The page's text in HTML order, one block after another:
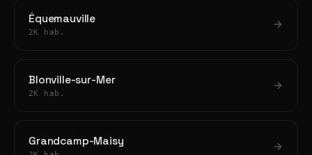
Équemauville
2K hab.
Blonville-sur-Mer
2K hab.
Grandcamp-Maisy